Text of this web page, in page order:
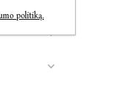
politiką.